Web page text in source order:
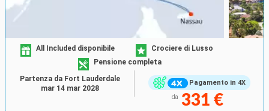
Pagamento in 4X
All Included disponibile
Crociere di Lusso
Pensione completa
da 331 €
Partenza da Fort Lauderdale
mar 14 mar 2028